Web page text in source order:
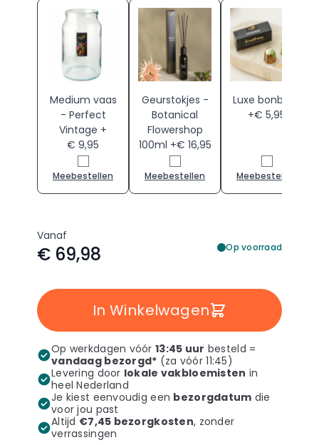
Medium vaas
- Perfect
Vintage +
€ 9,95
Meebestellen
Geurstokjes -
Botanical
Flowershop
100ml +€ 16,95
Meebestellen
Luxe bonbons
+€ 5,95
Meebestellen
Vanaf
€ 69,98 Op voorraad
In Winkelwagen
Op werkdagen vóór13:45 uur besteld =
vandaag bezorgd* (za vóór 11:45)
Levering door lokale vakbloemisten in
heel Nederland
Je kiest eenvoudig een bezorgdatum die
voor jou past
Altijd €7,45 bezorgkosten, zonder
verrassingen